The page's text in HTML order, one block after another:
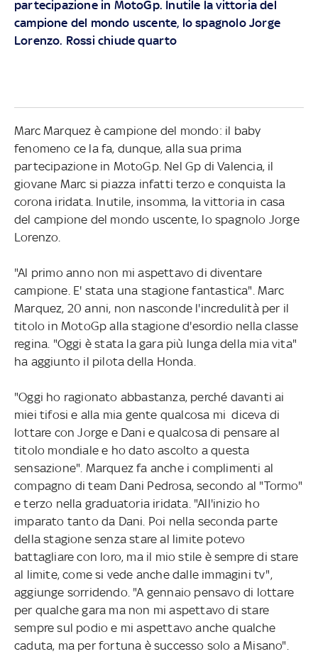
partecipazione in MotoGp. Inutile la vittoria del
campione del mondo uscente, lo spagnolo Jorge
Lorenzo. Rossi chiude quarto
Marc Marquez è campione del mondo: il baby
fenomeno ce la fa, dunque, alla sua prima
partecipazione in MotoGp. Nel Gp di Valencia, il
giovane Marc si piazza infatti terzo e conquista la
corona iridata. Inutile, insomma, la vittoria in casa
del campione del mondo uscente, lo spagnolo Jorge
Lorenzo.
"Al primo anno non mi aspettavo di diventare
campione. E' stata una stagione fantastica". Marc
Marquez, 20 anni, non nasconde l'incredulità per il
titolo in MotoGp alla stagione d'esordio nella classe
regina. "Oggi è stata la gara più lunga della mia vita"
ha aggiunto il pilota della Honda.
"Oggi ho ragionato abbastanza, perché davanti ai
miei tifosi e alla mia gente qualcosa mi diceva di
lottare con Jorge e Dani e qualcosa di pensare al
titolo mondiale e ho dato ascolto a questa
sensazione". Marquez fa anche i complimenti al
compagno di team Dani Pedrosa, secondo al "Tormo"
e terzo nella graduatoria iridata. "All'inizio ho
imparato tanto da Dani. Poi nella seconda parte
della stagione senza stare al limite potevo
battagliare con loro, ma il mio stile è sempre di stare
al limite, come si vede anche dalle immagini tv",
aggiunge sorridendo. "A gennaio pensavo di lottare
per qualche gara ma non mi aspettavo di stare
sempre sul podio e mi aspettavo anche qualche
caduta, ma per fortuna è successo solo a Misano".